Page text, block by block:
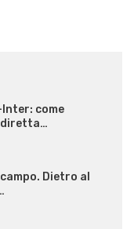
come
diretta…
Dietro al